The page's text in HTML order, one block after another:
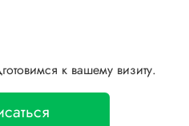
к вашему визиту.